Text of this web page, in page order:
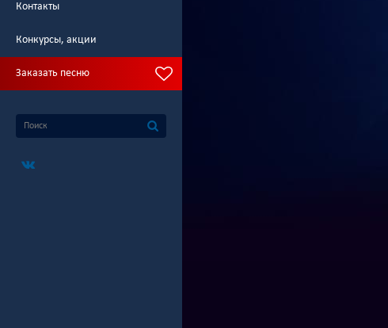
Контакты
Конкурсы, акции
Заказать песню